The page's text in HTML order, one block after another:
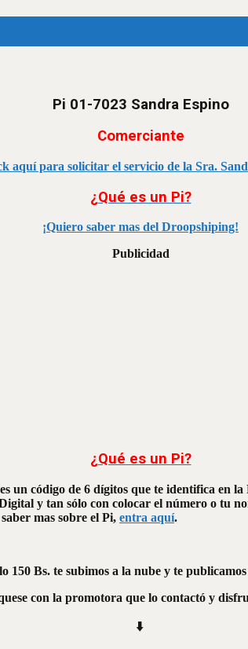
Pi 01-7023 Sandra Espino
Comerciante
aquí para solicitar el servicio de la Sra.
¿Qué es un Pi?
¡Quiero saber mas del Droopshiping!
Publicidad
¿Qué es un Pi?
un código de 6 dígitos que te identifica en
y tan sólo con colocar el número o tu
mas sobre el Pi, entra aquí.
150 Bs. te subimos a la nube y te
con la promotora que lo contactó y
⬇️